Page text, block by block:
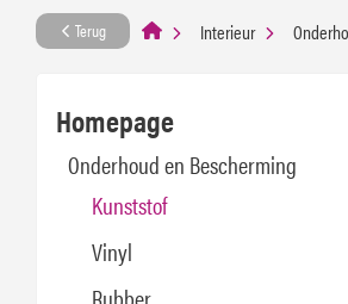
Terug Interieur
Homepage
Onderhoud en Bescherming
Kunststof
Vinyl